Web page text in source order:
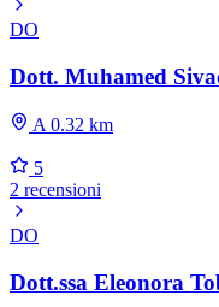
DO
Dott. Muhamed
A 0.32 km
5
2 recensioni
DO
Dott.ssa Eleonora